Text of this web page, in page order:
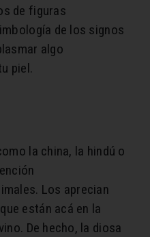
de figuras
de los signos
algo
piel.
la china, la hindú o
Los aprecian
están acá en la
De hecho, la diosa